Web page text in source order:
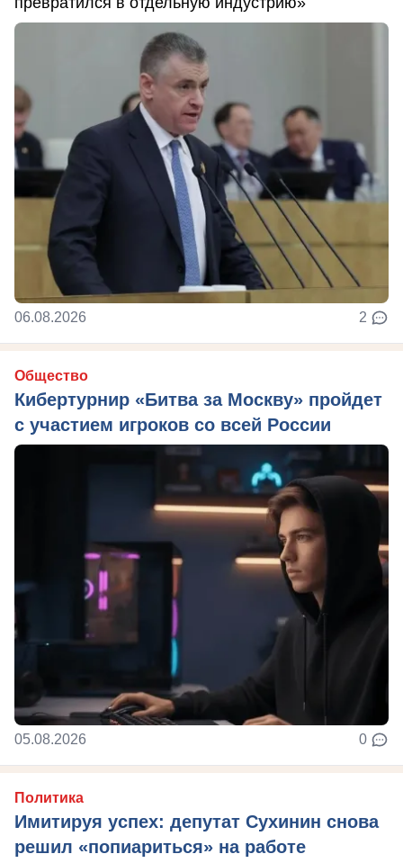
06.08.2026 2
Общество
Кибертурнир «Битва за Москву» пройдет
с участием игроков со всей России
05.08.2026 0
Политика
Имитируя успех: депутат Сухинин снова
решил «попиариться» на работе